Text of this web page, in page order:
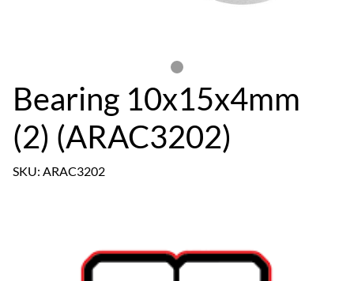
Bearing 10x15x4mm
(2) (ARAC3202)
SKU: ARAC3202